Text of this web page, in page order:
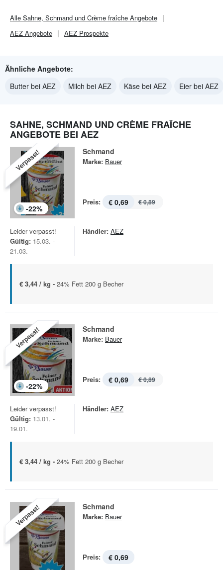
Alle Sahne, Schmand und Crème fraîche Angebote
AEZ Angebote AEZ Prospekte
Ähnliche Angebote:
Butter bei AEZ
Milch bei AEZ Käse bei AEZ Eier bei AEZ
SAHNE, SCHMAND UND CRÈME FRAÎCHE
ANGEBOTE BEI AEZ
Verpasst!
-22%
Schmand
Marke: Bauer
Preis: € 0,69 € 0,89
Leider verpasst!
Gültig: 15.03. -
21.03.
Händler: AEZ
€ 3,44 / kg - 24% Fett 200 g Becher
Verpasst!
-22%
Schmand
Marke: Bauer
Preis: € 0,69 € 0,89
Leider verpasst!
Gültig: 13.01. -
19.01.
Händler: AEZ
€ 3,44 / kg - 24% Fett 200 g Becher
Verpasst! Schmand
Marke: Bauer
Preis: € 0,69